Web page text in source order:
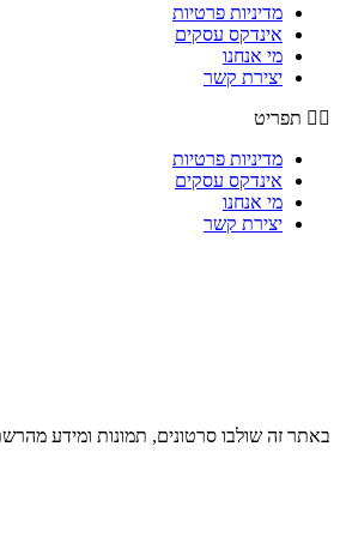
מדיניות פרטיות
אינדקס עסקים
מי אנחנו
יצירת קשר
תפריט
מדיניות פרטיות
אינדקס עסקים
מי אנחנו
יצירת קשר
באתר זה שולבו סרטונים, תמונות ומידע מהרשתות החברתיות בשימוש לפי סעיף 27א לחוק